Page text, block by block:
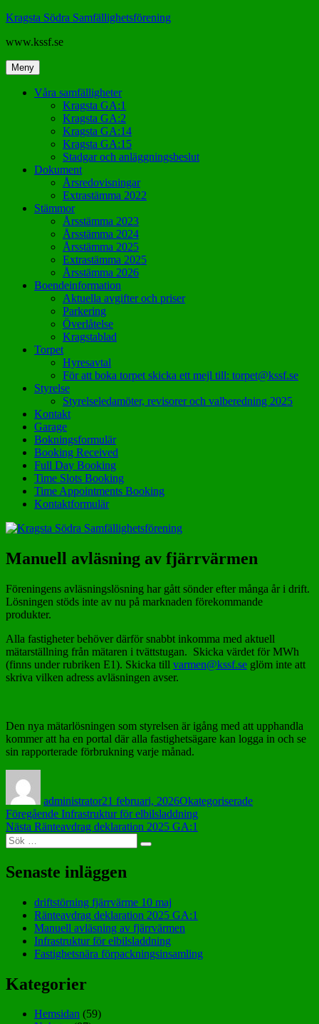
Hoppa
innehåll
Kragsta Södra Samfällighetsförening
www.kssf.se
Meny
Våra samfälligheter
Kragsta GA:1
Kragsta GA:2
Kragsta GA:14
Kragsta GA:15
Stadgar och anläggningsbeslut
Dokument
Årsredovisningar
Extrastämma 2022
Stämmor
Årsstämma 2023
Årsstämma 2024
Årsstämma 2025
Extrastämma 2025
Årsstämma 2026
Boendeinformation
Aktuella avgifter och priser
Parkering
Överlåtelse
Kragstablad
Torpet
Hyresavtal
För att boka torpet skicka ett mejl till: torpet@kssf.se
Styrelse
Styrelseledamöter, revisorer och valberedning 2025
Kontakt
Garage
Bokningsformulär
Booking Received
Full Day Booking
Time Slots Booking
Time Appointments Booking
Kontaktformulär
Manuell avläsning av fjärrvärmen
Föreningens avläsningslösning har gått sönder efter många år i drift.
Lösningen stöds inte av nu på marknaden förekommande
produkter.
Alla fastigheter behöver därför snabbt inkomma med aktuell
mätarställning från mätaren i tvättstugan. Skicka värdet för MWh
(finns under rubriken E1). Skicka till varmen@kssf.se glöm inte att
skriva vilken adress avläsningen avser.
Den nya mätarlösningen som styrelsen är igång med att upphandla
kommer att ha en portal där alla fastighetsägare kan logga in och se
sin rapporterade förbrukning varje månad.
administrator21 februari, 2026Okategoriserade
Inläggsnavigering
Föregående Föregående
inlägg:
Infrastruktur för elbilsladdning
Nästa Nästa
Ränteavdrag deklaration 2025 GA:1
Sök
efter:
Sök
Senaste inläggen
driftstörning fjärrvärme 10 maj
Ränteavdrag deklaration 2025 GA:1
Manuell avläsning av fjärrvärmen
Infrastruktur för elbilsladdning
Fastighetsnära förpackningsinsamling
Kategorier
Hemsidan (59)